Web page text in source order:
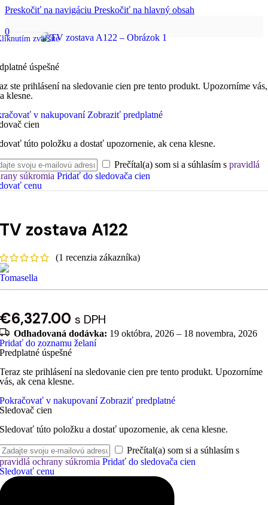
Preskočiť na navigáciu Preskočiť na hlavný obsah
0
zväčšíte
úspešné
ste prihlásení na sledovanie cien pre tento produkt. Upozorníme
klesne.
v nakupovaní Zobraziť predplatné
cien
túto položku a dostať upozornenie, ak cena klesne.
Prečítal(a) som si a súhlasím s pravidlá
súkromia Pridať do sledovača cien
cenu
TV zostava A122
(1 recenzia zákazníka)
€6,327.00 s DPH
Odhadovaná dodávka: 19 októbra, 2026 – 18 novembra, 2026
Pridať do zoznamu želaní
Predplatné úspešné
Teraz ste prihlásení na sledovanie cien pre tento produkt. Upozorníme
vás, ak cena klesne.
Pokračovať v nakupovaní Zobraziť predplatné
Sledovač cien
Sledovať túto položku a dostať upozornenie, ak cena klesne.
Prečítal(a) som si a súhlasím s
pravidlá ochrany súkromia Pridať do sledovača cien
Sledovať cenu